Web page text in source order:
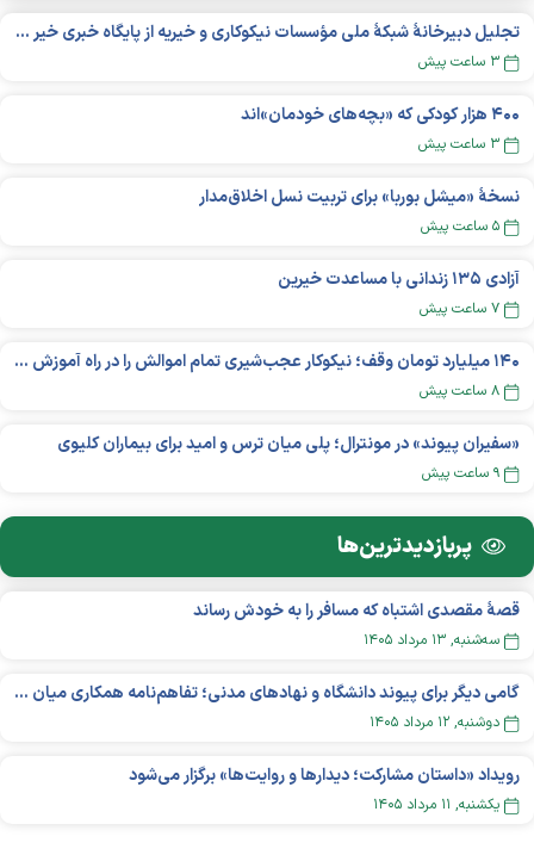
تجلیل دبیرخانۀ شبکۀ ملی مؤسسات نیکوکاری و خیریه از پایگاه خبری خیر ایران
۳ ساعت پیش
۴۰۰ هزار کودکی که «بچه‌های خودمان»‌اند
۳ ساعت پیش
نسخهٔ «میشل بوربا» برای تربیت نسل اخلاق‌مدار
۵ ساعت پیش
آزادی ۱۳۵ زندانی با مساعدت خیرین
۷ ساعت پیش
۱۴۰ میلیارد تومان وقف؛ نیکوکار عجب‌شیری تمام اموالش را در راه آموزش بخشید
۸ ساعت پیش
«سفیران پیوند» در مونترال؛ پلی میان ترس و امید برای بیماران کلیوی
۹ ساعت پیش
پربازدید‌ترین‌ها
قصهٔ مقصدی اشتباه که مسافر را به خودش رساند
سه‌شنبه, ۱۳ مرداد ۱۴۰۵
گامی دیگر برای پیوند دانشگاه و نهادهای مدنی؛ تفاهم‌نامه همکاری میان «شبکه ملی» و «دانشگاه هنر ایران» منعقد شد
دوشنبه, ۱۲ مرداد ۱۴۰۵
رویداد «داستان مشارکت؛ دیدار‌ها و روایت‌ها» برگزار می‌شود
يکشنبه, ۱۱ مرداد ۱۴۰۵